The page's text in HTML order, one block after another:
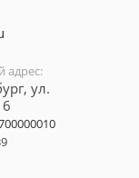
адрес:
ул.